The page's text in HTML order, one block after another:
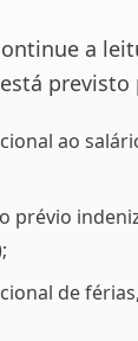
a
previsto
ao
prévio
de